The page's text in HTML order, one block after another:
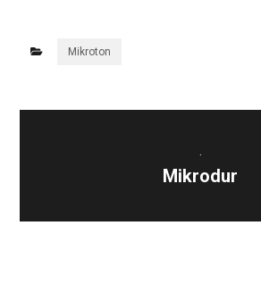
Mikroton
.
Mikrodur